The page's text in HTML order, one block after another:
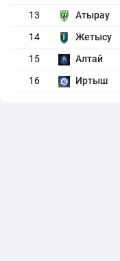
13
Атырау
14
Жетысу
15
Алтай
16
Иртыш